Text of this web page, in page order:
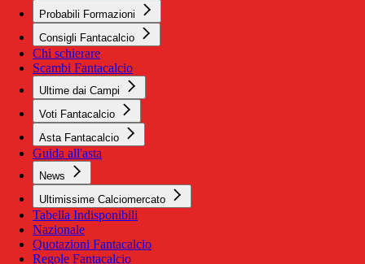
Probabili Formazioni
Consigli Fantacalcio
Chi schierare
Scambi Fantacalcio
Ultime dai Campi
Voti Fantacalcio
Asta Fantacalcio
Guida all'asta
News
Ultimissime Calciomercato
Tabella Indisponibili
Nazionale
Quotazioni Fantacalcio
Regole Fantacalcio